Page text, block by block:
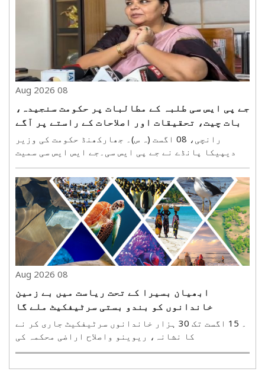
08 Aug 2026
جے پی ایس سی طلبہ کے مطالبات پر حکومت سنجیدہ،
بات چیت، تحقیقات اور اصلاحات کے راستے پر آگے
بڑھ رہی ہے: دیپیکا پانڈے
رانچی، 08 اگست (ہ س)۔ جھارکھنڈ حکومت کی وزیر
دیپیکا پانڈے نے جے پی ایس سی۔جے ایس ایس سی سمیت
درمیان ہفتہ کو میڈیا سے بات کرتے ہوئے کہا کہ طلبہ
کی بات سنجیدگی سے سنی جا رہی ہے اور ان کے مطالبات
کے حل ..
08 Aug 2026
ابھیان بسیرا کے تحت ریاست میں بے زمین
خاندانوں کو بندو بستی سرٹیفکیٹ ملے گا
۔ 15 اگست تک 30 ہزار خاندانوں سرٹیفکیٹ جاری کر نے
کا نشانہ، ریوینو واصلاح اراضی محکمہ کی